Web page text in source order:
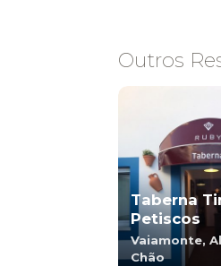
Outros
Taberna
Petiscos
Vaiamonte,
Chão